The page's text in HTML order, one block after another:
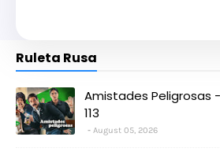
Ruleta Rusa
Amistades Peligrosas
113
August 05, 2026